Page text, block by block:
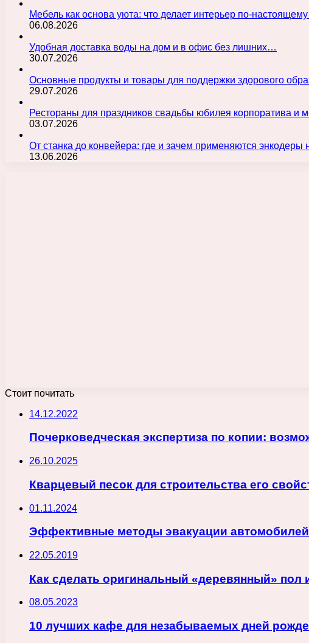
Мебель как основа уюта: что делает интерьер по-
06.08.2026
Удобная доставка воды на дом и в офис без лишних…
30.07.2026
Основные продукты и товары для поддержки здорового
29.07.2026
Рестораны для праздников свадьбы юбилея корпоратива и
03.07.2026
От станка до конвейера: где и зачем применяются энкодеры
13.06.2026
Стоит почитать
14.12.2022
Почерковедческая экспертиза по копии:
26.10.2025
Кварцевый песок для строительства его
01.11.2024
Эффективные методы эвакуации автомобилей
22.05.2019
Как сделать оригинальный «деревянный» пол
08.05.2023
10 лучших кафе для незабываемых дней